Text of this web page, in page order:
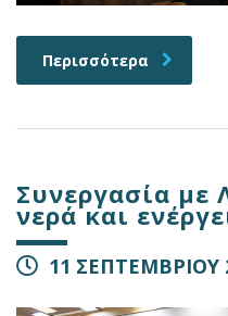
Περισσότερα
Συνεργασία με
νερά και
11 ΣΕΠΤΕΜΒΡΙΟΥ